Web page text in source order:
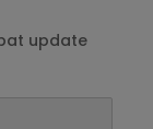
update